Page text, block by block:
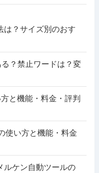
は？サイズ別のおす
？禁止ワードは？変
と機能・料金・評判
使い方と機能・料金
ルケン自動ツールの